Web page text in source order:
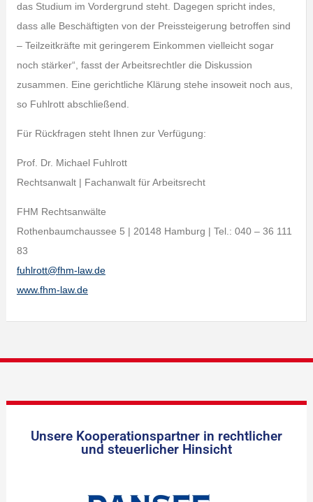
das Studium im Vordergrund steht. Dagegen spricht indes,
dass alle Beschäftigten von der Preissteigerung betroffen sind
– Teilzeitkräfte mit geringerem Einkommen vielleicht sogar
noch stärker“, fasst der Arbeitsrechtler die Diskussion
zusammen. Eine gerichtliche Klärung stehe insoweit noch aus,
so Fuhlrott abschließend.
Für Rückfragen steht Ihnen zur Verfügung:
Prof. Dr. Michael Fuhlrott
Rechtsanwalt | Fachanwalt für Arbeitsrecht
FHM Rechtsanwälte
Rothenbaumchaussee 5 | 20148 Hamburg | Tel.: 040 – 36 111
83
fuhlrott@fhm-law.de
www.fhm-law.de
Unsere Kooperationspartner in rechtlicher
und steuerlicher Hinsicht